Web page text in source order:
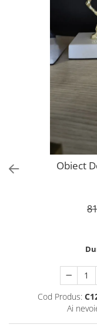
Obiect
Cod Produs:
Ai